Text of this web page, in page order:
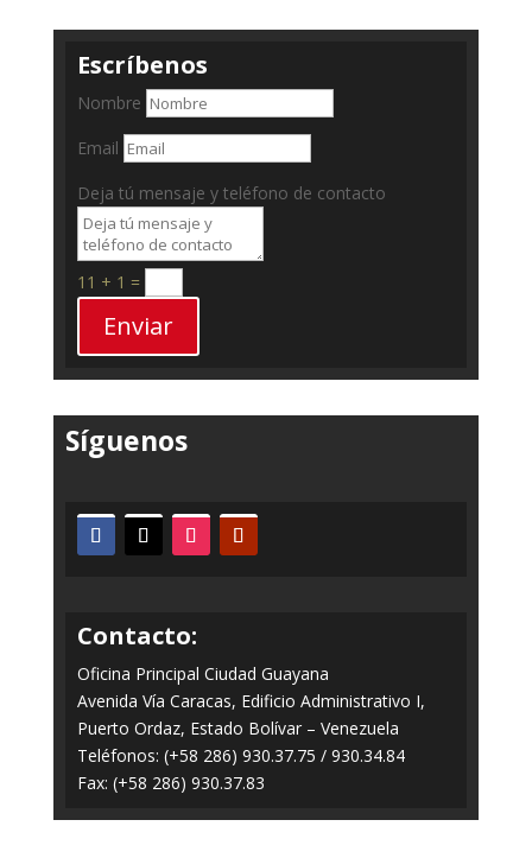
Escríbenos
Nombre
Email
Deja tú mensaje y teléfono de contacto
11 + 1 =
Enviar
Síguenos
Contacto:
Oficina Principal Ciudad Guayana
Avenida Vía Caracas, Edificio Administrativo I,
Puerto Ordaz, Estado Bolívar – Venezuela
Teléfonos: (+58 286) 930.37.75 / 930.34.84
Fax: (+58 286) 930.37.83